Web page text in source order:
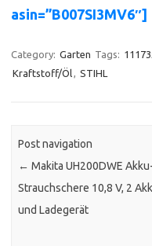
asin=”B007SI3MV6″]
Category: Garten Tags:
Kraftstoff/Öl, STIHL
Post navigation
← Makita UH200DWE Akku-
Strauchschere 10,8 V, 2
und Ladegerät